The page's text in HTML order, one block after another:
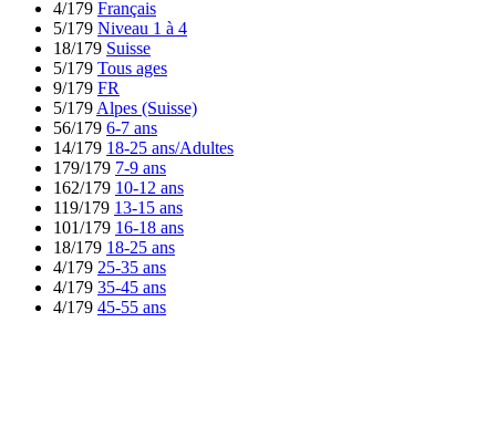
4/179 Français
5/179 Niveau 1 à 4
18/179 Suisse
5/179 Tous ages
9/179 FR
5/179 Alpes (Suisse)
56/179 6-7 ans
14/179 18-25 ans/Adultes
179/179 7-9 ans
162/179 10-12 ans
119/179 13-15 ans
101/179 16-18 ans
18/179 18-25 ans
4/179 25-35 ans
4/179 35-45 ans
4/179 45-55 ans